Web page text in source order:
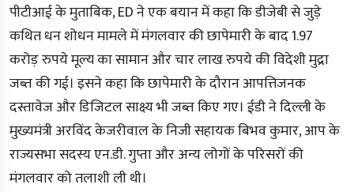
पीटीआई के मुताबिक, ED ने एक बयान में कहा कि डीजेबी से जुड़े
कथित धन शोधन मामले में मंगलवार की छापेमारी के बाद 1.97
करोड़ रुपये मूल्य का सामान और चार लाख रुपये की विदेशी मुद्रा
जब्त की गई। इसने कहा कि छापेमारी के दौरान आपत्तिजनक
दस्तावेज और डिजिटल साक्ष्य भी जब्त किए गए। ईडी ने दिल्ली के
मुख्यमंत्री अरविंद केजरीवाल के निजी सहायक बिभव कुमार, आप के
राज्यसभा सदस्य एन.डी. गुप्ता और अन्य लोगों के परिसरों की
मंगलवार को तलाशी ली थी।